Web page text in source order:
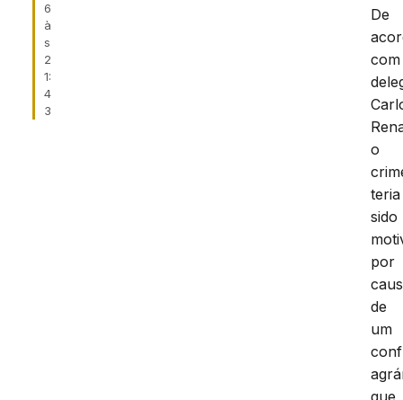
6
à
s
2
1:
4
3
De
com
o
teria
sido
por
de
um